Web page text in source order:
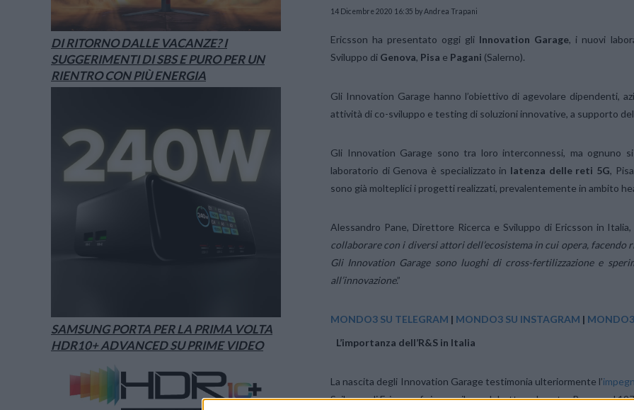
14 Dicembre 2020 16:35 by Andrea Trapani
Ericsson ha presentato oggi gli Innovation Garage, i nuovi
Sviluppo di Genova, Pisa e Pagani (Salerno).
Gli Innovation Garage hanno l’obiettivo di agevolare dipendenti,
attività di co-sviluppo e testing di soluzioni innovative, a supporto
Gli Innovation Garage sono tra loro interconnessi, ma ognuno
laboratorio di Genova è specializzato in latenza delle reti 5G,
sono già molteplici i progetti realizzati, prevalentemente in ambito
Alessandro Pane, Direttore Ricerca e Sviluppo di Ericsson in Italia,
collaborare con i diversi attori dell’ecosistema in cui opera, facendo
Gli Innovation Garage sono luoghi di cross-fertilizzazione e
all’innovazione.”
MONDO3 SU TELEGRAM | MONDO3 SU INSTAGRAM |
L’importanza dell’R&S in Italia
La nascita degli Innovation Garage testimonia ulteriormente l’
Sviluppo di Ericsson fa invece il suo debutto nel nostro Paese nel
DI RITORNO DALLE VACANZE? I
SUGGERIMENTI DI SBS E PURO PER UN
RIENTRO CON PIÙ ENERGIA
SAMSUNG PORTA PER LA PRIMA VOLTA
HDR10+ ADVANCED SU PRIME VIDEO